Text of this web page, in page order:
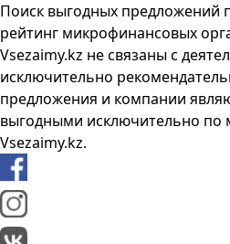
Поиск выгодных предложений
рейтинг микрофинансовых
Vsezaimy.kz не связаны с
исключительно
предложения и компании
выгодными исключительно по
Vsezaimy.kz.